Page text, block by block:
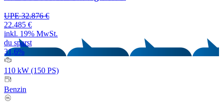
UPE 32.876 €
22.485 €
inkl. 19% MwSt.
du sparst
31,6%
110 kW (150 PS)
Benzin